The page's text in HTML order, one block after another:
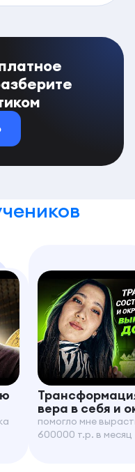
вера в себя и
помогло мне
600000 т.р. в месяц